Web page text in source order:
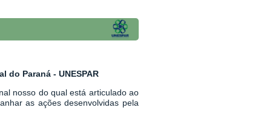
do Paraná - UNESPAR
nosso do qual está articulado ao
as ações desenvolvidas pela